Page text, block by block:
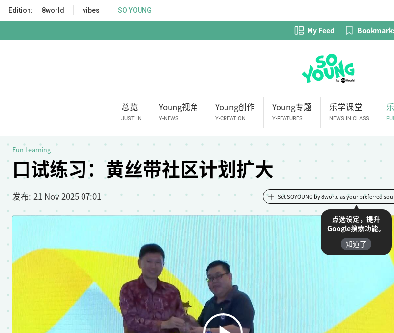
p
Edition: 8world vibes SO YOUNG
My Feed
总览
JUST IN
Young视角
Y-NEWS
Young创作
Y-CREATION
Young专题
Y-FEATURES
乐学课堂
NEWS IN CLASS
口试练习：黄丝带社区计划扩大
Fun Learning
发布: 21 Nov 2025 07:01 Set SOYOUNG by 8world as your preferred
点选设定，提升
Google搜索功能。
知道了